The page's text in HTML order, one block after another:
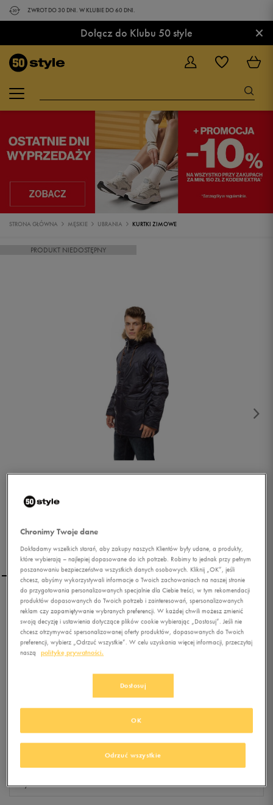
ZWROT DO 30 DNI. W KLUBIE DO 60 DNI.
Dołącz do Klubu 50 style ×
STRONA GŁÓWNA MĘSKIE UBRANIA KURTKI ZIMOWE
PRODUKT NIEDOSTĘPNY
CONFRONT KURTKA
BIZON
0.0( 0)
159,99złz Vat
KLUBIE 50 STYLE
Produkt niedostępny
Jeśli artykuł będzie ponownie dostępny, otrzymasz od nas powiadomienie.
Wybierz rozmiar
Chronimy Twoje dane
Dokładamy wszelkich starań, aby zakupy naszych Klientów były udane, a produkty,
które wybierają – najlepiej dopasowane do ich potrzeb. Robimy to jednak przy pełnym
poszanowaniu bezpieczeństwa wszystkich danych osobowych. Kliknij „OK”, jeśli
chcesz, abyśmy wykorzystywali informacje o Twoich zachowaniach na naszej stronie
do przygotowania personalizowanych specjalnie dla Ciebie treści, w tym rekomendacji
produktów dopasowanych do Twoich potrzeb i zainteresowań, spersonalizowanych
reklam czy zapamiętywanie wybranych preferencji. W każdej chwili możesz zmienić
swoją decyzję i ustawienia dotyczące plików cookie wybierając „Dostosuj”. Jeśli nie
chcesz otrzymywać spersonalizowanej oferty produktów, dopasowanych do Twoich
preferencji, wybierz „Odrzuć wszystkie”. W celu uzyskania więcej informacji, przeczytaj
naszą
politykę prywatności.
Dostosuj
Odrzuć wszystkie
OK